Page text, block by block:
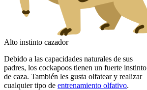
Alto instinto cazador
Debido a las capacidades naturales de sus
padres, los cockapoos tienen un fuerte instinto
de caza. También les gusta olfatear y realizar
cualquier tipo de entrenamiento olfativo.